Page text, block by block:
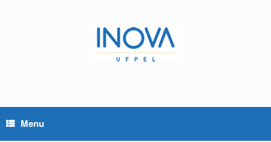
Menu